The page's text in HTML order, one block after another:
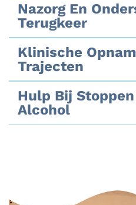
Nazorg En
Terugkeer
Klinische
Trajecten
Hulp Bij
Alcohol